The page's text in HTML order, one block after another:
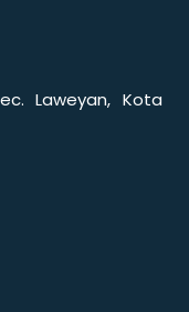
Laweyan, Kota